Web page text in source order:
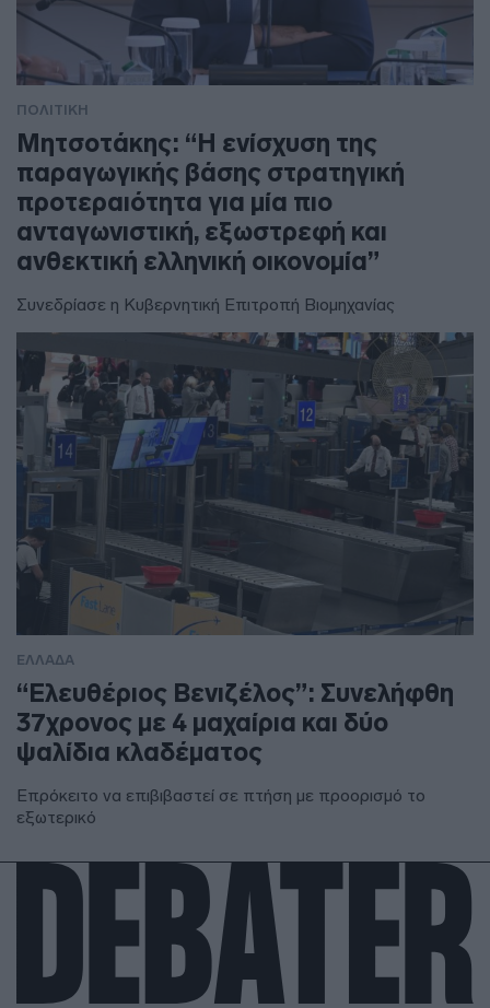
ΠΟΛΙΤΙΚΗ
Μητσοτάκης: “Η ενίσχυση της
παραγωγικής βάσης στρατηγική
προτεραιότητα για μία πιο
ανταγωνιστική, εξωστρεφή και
ανθεκτική ελληνική οικονομία”
Συνεδρίασε η Κυβερνητική Επιτροπή Βιομηχανίας
ΕΛΛΑΔΑ
“Ελευθέριος Βενιζέλος”: Συνελήφθη
37χρονος με 4 μαχαίρια και δύο
ψαλίδια κλαδέματος
Επρόκειτο να επιβιβαστεί σε πτήση με προορισμό το
εξωτερικό